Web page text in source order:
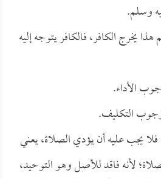
وسلم.
يخرج الكافر، فالكافر يتوجه إليه
الأداء.
التكليف.
فلا يجب عليه أن يؤدي الصلاة، يعني
لأنه فاقد للأصل وهو التوحيد،